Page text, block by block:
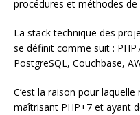
procédures et méthodes
La stack technique des
se définit comme suit :
PostgreSQL, Couchbase,
C’est la raison pour
maîtrisant PHP+7 et ayant